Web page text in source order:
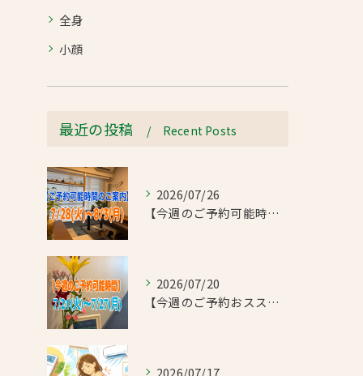
全身
小顔
最近の投稿 Recent Posts
2026/07/26
【今週のご予約可能時間のご案内】2026/7/28(火)~8/3(月)
2026/07/20
【今週のご予約おススメ時間のご案内】2026/7/21(火)~7/27(月)
2026/07/17